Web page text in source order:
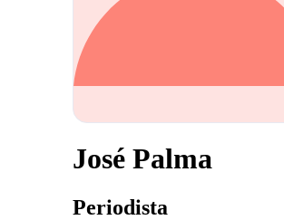
José Palma
Periodista